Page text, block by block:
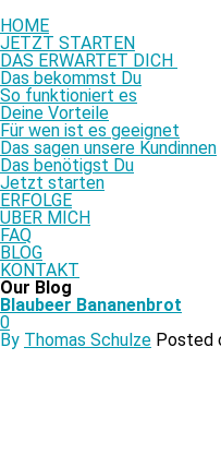
HOME
JETZT STARTEN
DAS ERWARTET DICH
Das bekommst Du
So funktioniert es
Deine Vorteile
Für wen ist es geeignet
Das sagen unsere Kundinnen
Das benötigst Du
Jetzt starten
ERFOLGE
ÜBER MICH
FAQ
BLOG
KONTAKT
Our Blog
Blaubeer Bananenbrot
0
By Thomas Schulze Posted